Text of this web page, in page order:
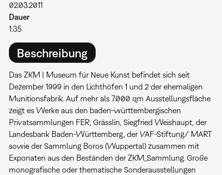
02.03.2011
Dauer
1:35
Beschreibung
Das ZKM | Museum für Neue Kunst befindet sich seit
Dezember 1999 in den Lichthöfen 1 und 2 der ehemaligen
Munitionsfabrik. Auf mehr als 7.000 qm Ausstellungsfläche
zeigt es Werke aus den baden-württembergischen
Privatsammlungen FER, Grässlin, Siegfried Weishaupt, der
Landesbank Baden-Württemberg, der VAF-Stiftung/ MART
sowie der Sammlung Boros (Wuppertal) zusammen mit
Exponaten aus den Beständen der ZKM_Sammlung. Große
monografische oder thematische Sonderausstellungen